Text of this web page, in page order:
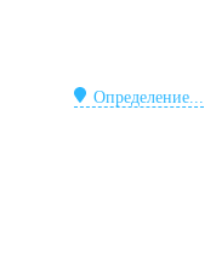
Определение...